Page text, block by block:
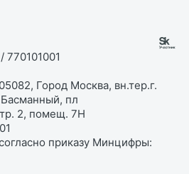
Город Москва, вн.тер.г.
пл
2, помещ. 7Н
приказу Минцифры: